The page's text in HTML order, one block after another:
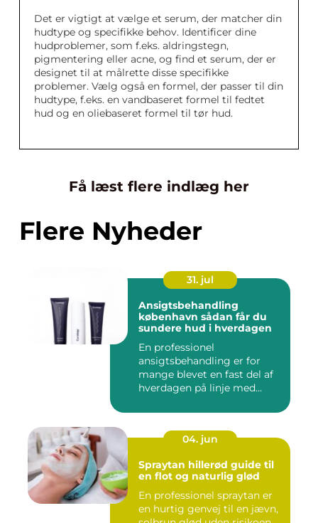
Det er vigtigt at vælge et serum, der matcher din
hudtype og specifikke behov. Identificer dine
hudproblemer, som f.eks. aldringstegn,
pigmentering eller acne, og find et serum, der er
designet til at målrette disse specifikke
problemer. Vælg også en formel, der passer til din
hudtype, f.eks. en vandbaseret formel til fedtet
hud og en oliebaseret formel til tør hud.
Få læst flere indlæg her
Flere Nyheder
31. jul
Ansigtsbehandling
københavn sådan får du
sundere hud i hverdagen
En professionel
ansigtsbehandling er for
mange blevet en fast del af
hverdagen på linje med
04. jun
Spraytan hillerød guide til
en flot og naturlig glød
En professionel spraytan er
en hurtig genvej til en jævn,